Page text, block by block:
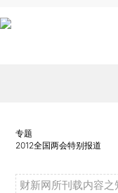
专题
2012全国两会特别报道
财新网所刊载内容